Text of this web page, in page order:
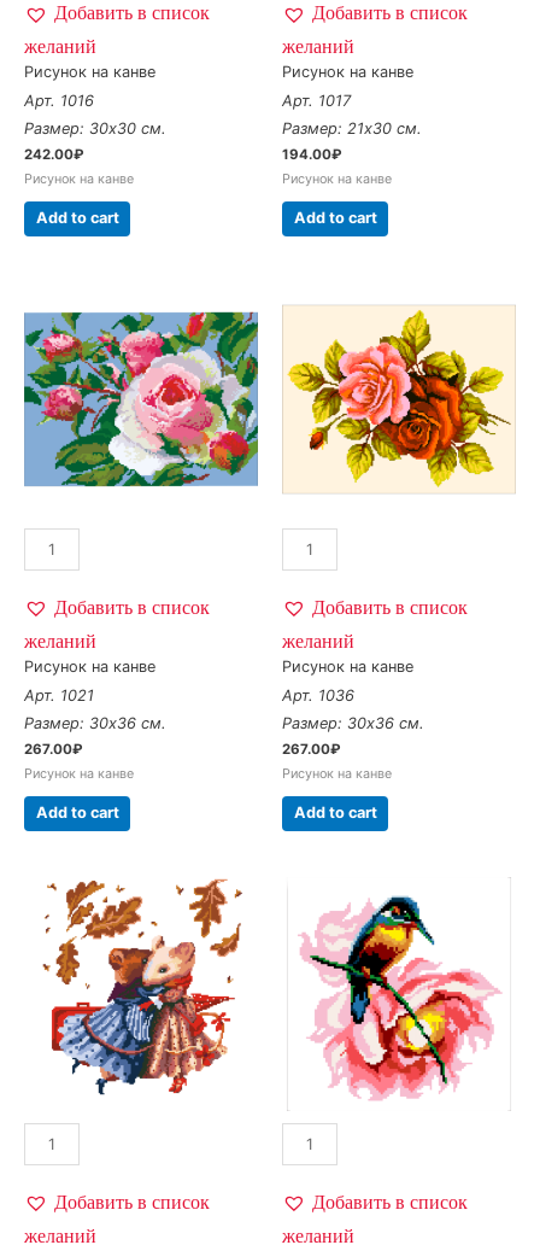
Добавить в список
желаний
Рисунок на канве
Арт. 1016
Размер: 30х30 см.
242.00₽
Рисунок на канве
Add to cart
Добавить в список
желаний
Рисунок на канве
Арт. 1017
Размер: 21х30 см.
194.00₽
Рисунок на канве
Add to cart
Добавить в список
желаний
Рисунок на канве
Арт. 1021
Размер: 30х36 см.
267.00₽
Рисунок на канве
Add to cart
Добавить в список
желаний
Рисунок на канве
Арт. 1036
Размер: 30х36 см.
267.00₽
Рисунок на канве
Add to cart
Добавить в список
желаний
Добавить в список
желаний